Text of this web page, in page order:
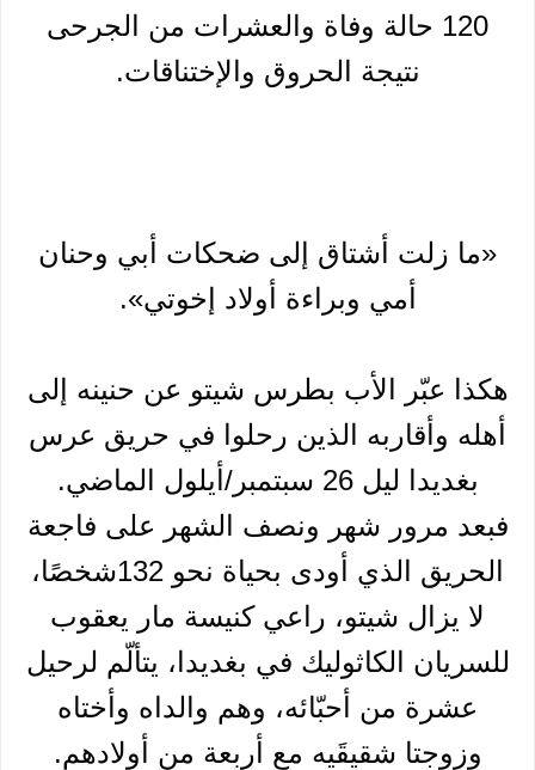
120 حالة وفاة والعشرات من الجرحى
نتيجة الحروق والإختناقات.
«ما زلت أشتاق إلى ضحكات أبي وحنان
أمي وبراءة أولاد إخوتي».
هكذا عبّر الأب بطرس شيتو عن حنينه إلى
أهله وأقاربه الذين رحلوا في حريق عرس
بغديدا ليل 26 سبتمبر/أيلول الماضي.
فبعد مرور شهر ونصف الشهر على فاجعة
الحريق الذي أودى بحياة نحو 132شخصًا،
لا يزال شيتو، راعي كنيسة مار يعقوب
للسريان الكاثوليك في بغديدا، يتألّم لرحيل
عشرة من أحبّائه، وهم والداه وأختاه
وزوجتا شقيقَيه مع أربعة من أولادهم.